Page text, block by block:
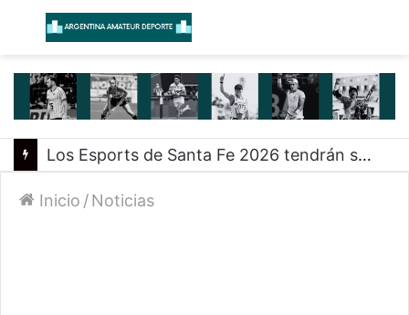
Menú
Los Esports de Santa Fe 2026 tendrán su primer evento presencial en Rosario
Inicio /Noticias